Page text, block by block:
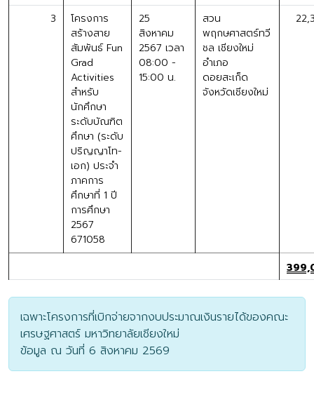
3
โครงการ
สร้างสาย
สัมพันธ์ Fun
Grad
Activities
สำหรับ
นักศึกษา
ระดับบัณฑิต
ศึกษา (ระดับ
ปริญญาโท-
เอก) ประจำ
ภาคการ
ศึกษาที่ 1 ปี
การศึกษา
2567
671058
25
สิงหาคม
2567 เวลา
08:00 -
15:00 น.
สวน
พฤกษศาสตร์ทวี
ชล เชียงใหม่
อำเภอ
ดอยสะเก็ด
จังหวัดเชียงใหม่
เฉพาะโครงการที่เบิกจ่ายจากงบประมาณเงินรายได้ของคณะ
เศรษฐศาสตร์ มหาวิทยาลัยเชียงใหม่
ข้อมูล ณ วันที่ 6 สิงหาคม 2569